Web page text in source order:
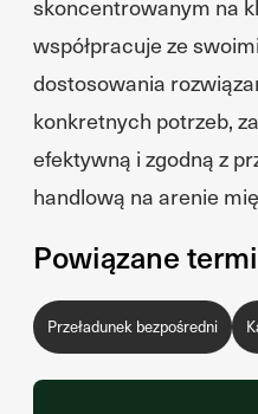
skoncentrowanym na
współpracuje ze
dostosowania
konkretnych potrzeb,
efektywną i zgodną z
handlową na arenie
Powiązane
Przeładunek bezpośredni